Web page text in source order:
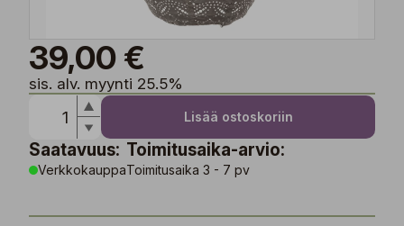
39,00 €
sis. alv. myynti 25.5%
Lisää ostoskoriin
Saatavuus:
Verkkokauppa
Toimitusaika-arvio:
Toimitusaika 3 - 7 pv